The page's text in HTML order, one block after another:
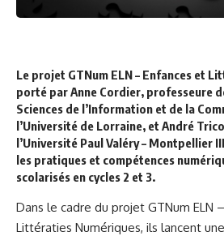
Le projet GTNum ELN – Enfances et
porté par Anne Cordier, professeure
Sciences de l’Information et de la
l’Université de Lorraine, et André
l’Université Paul Valéry – Montpellier
les pratiques et compétences
scolarisés en cycles 2 et 3.
Dans le cadre du projet GTNum ELN
Littératies Numériques, ils lancent